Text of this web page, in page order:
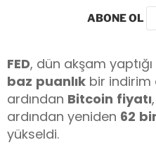
ABONE OL
FED, dün akşam
baz puanlık bir indirim
ardından Bitcoin fiyatı
ardından yeniden 62
yükseldi.